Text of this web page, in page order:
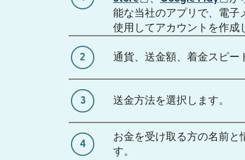
能な当社のアプリで、電子
使用してアカウントを作成
2 通貨、送金額、着金スピー
3 送金方法を選択します。
4
お金を受け取る方の名前と
す。